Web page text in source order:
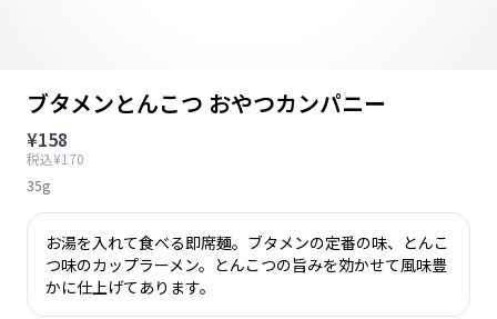
ブタメンとんこつ おやつカンパニー
¥158
税込¥170
35g
お湯を入れて食べる即席麺。ブタメンの定番の味、とんこ
つ味のカップラーメン。とんこつの旨みを効かせて風味豊
かに仕上げてあります。